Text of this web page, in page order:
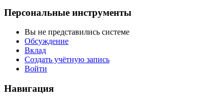
Персональные инструменты
Вы не представились системе
Обсуждение
Вклад
Создать учётную запись
Войти
Навигация